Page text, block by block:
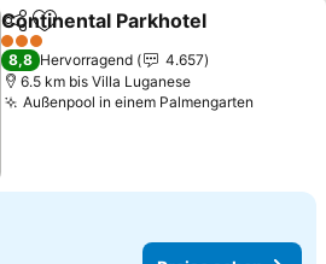
TeilenZu Favoriten hinzufügen
Continental Parkhotel
3 Sterne
8,8 Hervorragend
4.657
6.5 km bis Villa Luganese
Außenpool in einem Palmengarten